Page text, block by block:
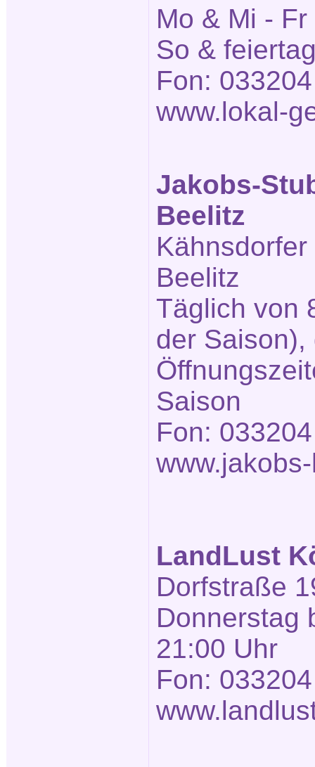
Mo & Mi -
So &
Fon:
www.lokal-
Jakobs-
Beelitz
Beelitz
Täglich von
der Saison),
Saison
Fon:
LandLust
Dorfstraße
Donnerstag
21:00 Uhr
Fon: